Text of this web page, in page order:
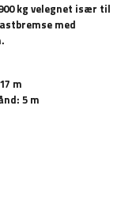
kg velegnet især til
med
m
5 m